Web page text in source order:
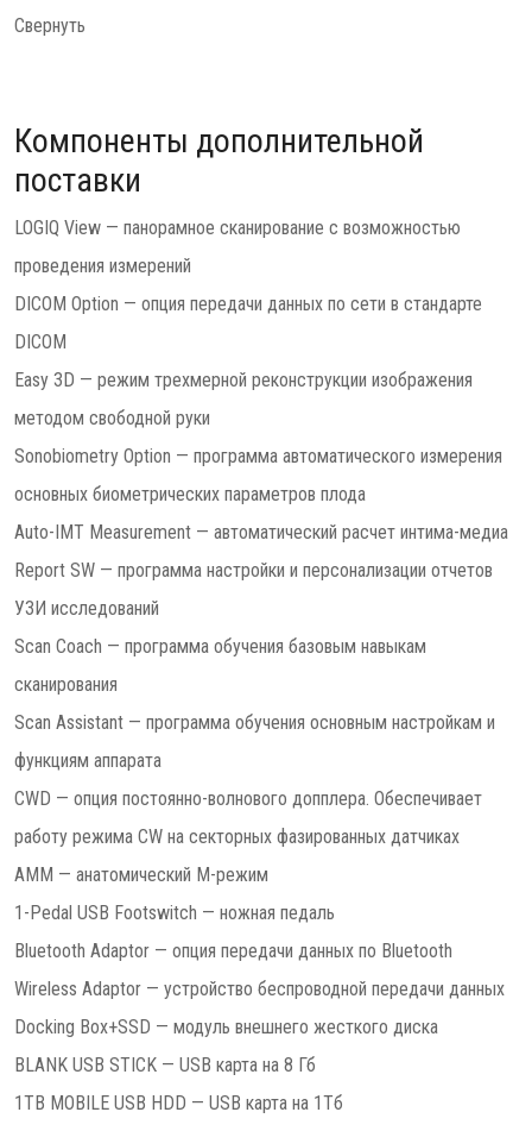
Свернуть
Компоненты дополнительной
поставки
LOGIQ View — панорамное сканирование с возможностью
проведения измерений
DICOM Option — опция передачи данных по сети в стандарте
DICOM
Easy 3D — режим трехмерной реконструкции изображения
методом свободной руки
Sonobiometry Option — программа автоматического измерения
основных биометрических параметров плода
Auto-IMT Measurement — автоматический расчет интима-медиа
Report SW — программа настройки и персонализации отчетов
УЗИ исследований
Scan Coach — программа обучения базовым навыкам
сканирования
Scan Assistant — программа обучения основным настройкам и
функциям аппарата
CWD — опция постоянно-волнового допплера. Обеспечивает
работу режима CW на секторных фазированных датчиках
AMM — анатомический М-режим
1-Pedal USB Footswitch — ножная педаль
Bluetooth Adaptor — опция передачи данных по Bluetooth
Wireless Adaptor — устройство беспроводной передачи данных
Docking Box+SSD — модуль внешнего жесткого диска
BLANK USB STICK — USB карта на 8 Гб
1TB MOBILE USB HDD — USB карта на 1Тб